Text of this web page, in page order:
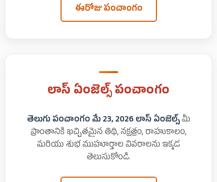
ఈరోజు పంచాంగం
లాస్ ఏంజెల్స్ పంచాంగం
తెలుగు పంచాంగం మే 23, 2026 లాస్ ఏంజెల్స్మీ
ప్రాంతానికి ఖచ్చితమైన తిథి, నక్షత్రం, రాహుకాలం,
మరియు శుభ ముహూర్తాల వివరాలను ఇక్కడ
తెలుసుకోండి.